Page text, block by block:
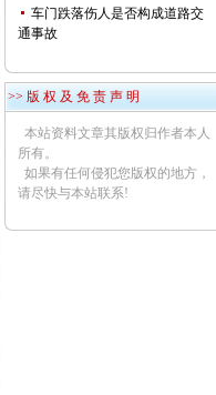
车门跌落伤人是否构成道路交
通事故
>> 版 权 及 免 责 声 明
本站资料文章其版权归作者本人
所有。
如果有任何侵犯您版权的地方，
请尽快与本站联系!